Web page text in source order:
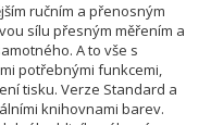
ručním a přenosným
sílu přesným měřením a
A to vše s
potřebnými funkcemi,
tisku. Verze Standard a
knihovnami barev.